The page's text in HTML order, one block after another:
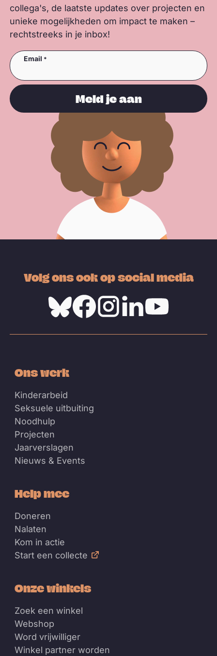
collega's, de laatste updates over projecten en
unieke mogelijkheden om impact te maken –
rechtstreeks in je inbox!
Email
Meld je aan
Volg ons ook op social media
Ons werk
Kinderarbeid
Seksuele uitbuiting
Noodhulp
Projecten
Jaarverslagen
Nieuws & Events
Help mee
Doneren
Nalaten
Kom in actie
Start een collecte
Onze winkels
Zoek een winkel
Webshop
Word vrijwilliger
Winkel partner worden